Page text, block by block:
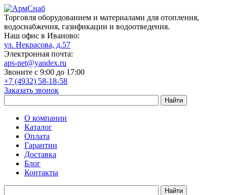
Торговля оборудованием и материалами для отопления,
водоснабжения, газификации и водоотведения.
Наш офис в Иваново:
ул. Некрасова, д.57
Электронная почта:
aps-net@yandex.ru
Звоните с 9:00 до 17:00
+7 (4932) 58-18-58
Заказать звонок
О компании
Каталог
Оплата
Гарантии
Доставка
Блог
Контакты